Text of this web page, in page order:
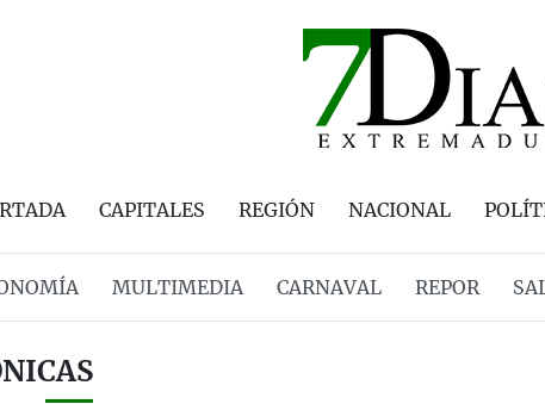
CAPITALES REGIÓN NACIONAL
MULTIMEDIA CARNAVAL REPOR